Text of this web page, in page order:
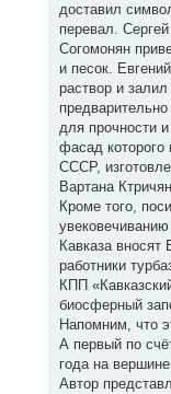
доставил
перевал.
Согомонян
и песок.
раствор и
для прочности и
фасад которого
СССР,
Вартана
Кроме того,
Кавказа
работники
КПП
биосферный
Напомним, что
А первый по
года на
Автор